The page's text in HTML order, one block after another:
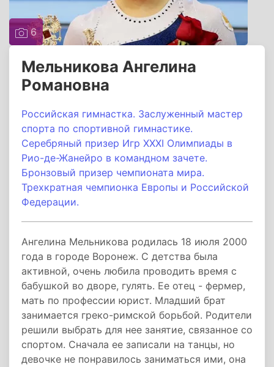
6
Мельникова Ангелина
Романовна
Российская гимнастка. Заслуженный мастер
спорта по спортивной гимнастике.
Серебряный призер Игр XXXI Олимпиады в
Рио-де-Жанейро в командном зачете.
Бронзовый призер чемпионата мира.
Трехкратная чемпионка Европы и Российской
Федерации.
Ангелина Мельникова родилась 18 июля 2000
года в городе Воронеж. С детства была
активной, очень любила проводить время с
бабушкой во дворе, гулять. Ее отец - фермер,
мать по профессии юрист. Младший брат
занимается греко-римской борьбой. Родители
решили выбрать для нее занятие, связанное со
спортом. Сначала ее записали на танцы, но
девочке не понравилось заниматься ими, она